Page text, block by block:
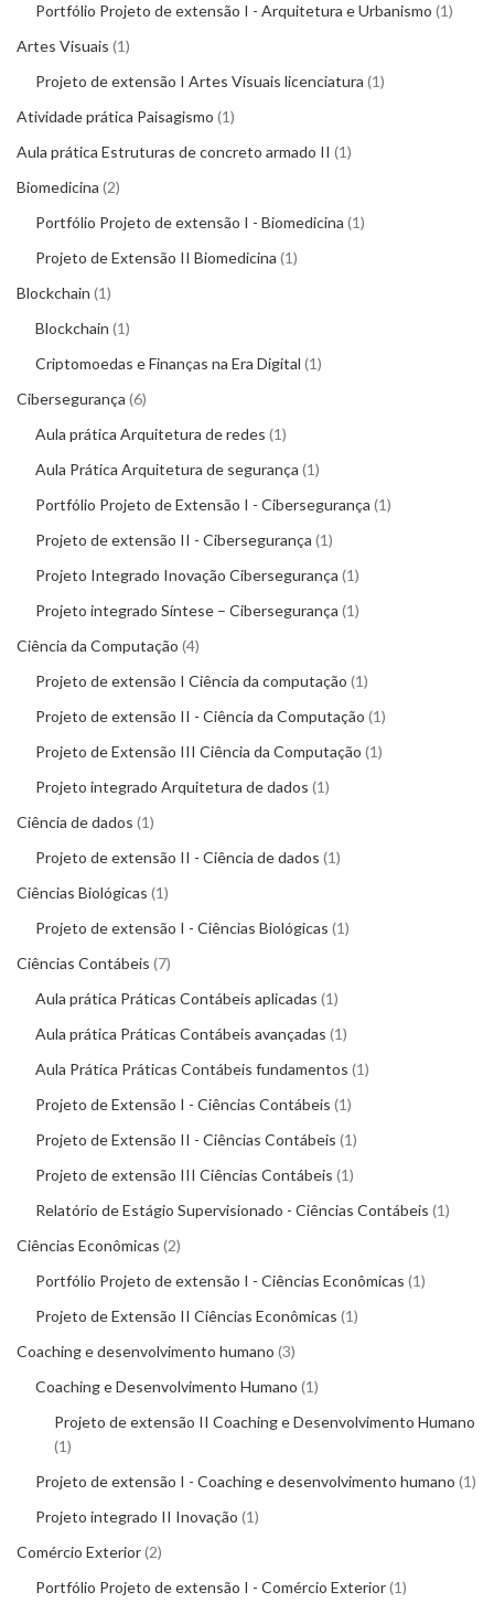
Portfólio Projeto de extensão I - Arquitetura e Urbanismo 1
Artes Visuais 1
Projeto de extensão I Artes Visuais licenciatura 1
Atividade prática Paisagismo 1
Aula prática Estruturas de concreto armado II 1
Biomedicina 2
Portfólio Projeto de extensão I - Biomedicina 1
Projeto de Extensão II Biomedicina 1
Blockchain 1
Blockchain 1
Criptomoedas e Finanças na Era Digital 1
Cibersegurança 6
Aula prática Arquitetura de redes 1
Aula Prática Arquitetura de segurança 1
Portfólio Projeto de Extensão I - Cibersegurança 1
Projeto de extensão II - Cibersegurança 1
Projeto Integrado Inovação Cibersegurança 1
Projeto integrado Síntese – Cibersegurança 1
Ciência da Computação 4
Projeto de extensão I Ciência da computação 1
Projeto de extensão II - Ciência da Computação 1
Projeto de Extensão III Ciência da Computação 1
Projeto integrado Arquitetura de dados 1
Ciência de dados 1
Projeto de extensão II - Ciência de dados 1
Ciências Biológicas 1
Projeto de extensão I - Ciências Biológicas 1
Ciências Contábeis 7
Aula prática Práticas Contábeis aplicadas 1
Aula prática Práticas Contábeis avançadas 1
Aula Prática Práticas Contábeis fundamentos 1
Projeto de Extensão I - Ciências Contábeis 1
Projeto de Extensão II - Ciências Contábeis 1
Projeto de extensão III Ciências Contábeis 1
Relatório de Estágio Supervisionado - Ciências Contábeis 1
Ciências Econômicas 2
Portfólio Projeto de extensão I - Ciências Econômicas 1
Projeto de Extensão II Ciências Econômicas 1
Coaching e desenvolvimento humano 3
Coaching e Desenvolvimento Humano 1
Projeto de extensão II Coaching e Desenvolvimento Humano
1
Projeto de extensão I - Coaching e desenvolvimento humano 1
Projeto integrado II Inovação 1
Comércio Exterior 2
Portfólio Projeto de extensão I - Comércio Exterior 1